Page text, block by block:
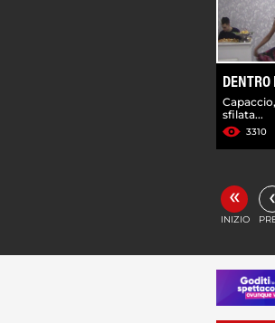
sfilata...
3310
«
INIZIO
‹